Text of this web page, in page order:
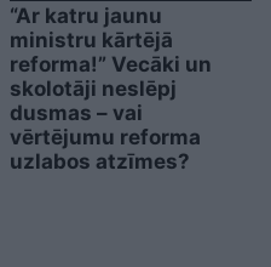
“Ar katru jaunu
ministru kārtējā
reforma!” Vecāki un
skolotāji neslēpj
dusmas – vai
vērtējumu reforma
uzlabos atzīmes?